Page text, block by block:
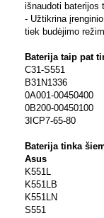
išnaudoti baterijos
- Užtikrina
tiek budėjimo
Baterija taip pat
C31-S551
B31N1336
0A001-00450400
0B200-00450100
3ICP7-65-80
Baterija tinka
Asus
K551L
K551LB
K551LN
S551